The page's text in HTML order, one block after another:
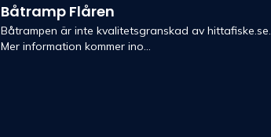
Båtramp Flåren
Båtrampen är inte kvalitetsgranskad av hittafiske.se.
Mer information kommer ino...